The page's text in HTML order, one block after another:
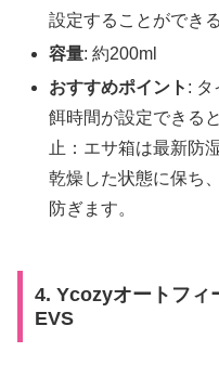
設定することができる
容量: 約200ml
おすすめポイント : タ
餌時間が設定でき
止：エサ箱は最新防
乾燥した状態に保ち
防ぎます。
4. Ycozyオートフィ
EVS